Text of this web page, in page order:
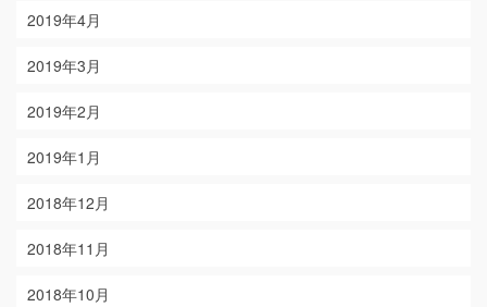
2019年4月
2019年3月
2019年2月
2019年1月
2018年12月
2018年11月
2018年10月